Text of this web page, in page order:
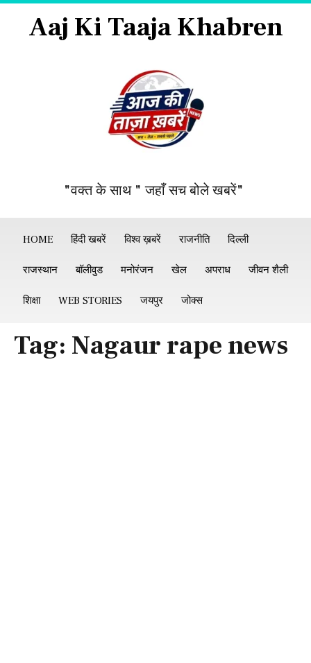
Aaj Ki Taaja Khabren
"वक्त के साथ " जहाँ सच बोले खबरें"
HOME हिंदी खबरें विश्व ख़बरें राजनीति दिल्ली
राजस्थान बॉलीवुड मनोरंजन खेल अपराध जीवन शैली
शिक्षा WEB STORIES जयपुर जोक्स
Tag: Nagaur rape news